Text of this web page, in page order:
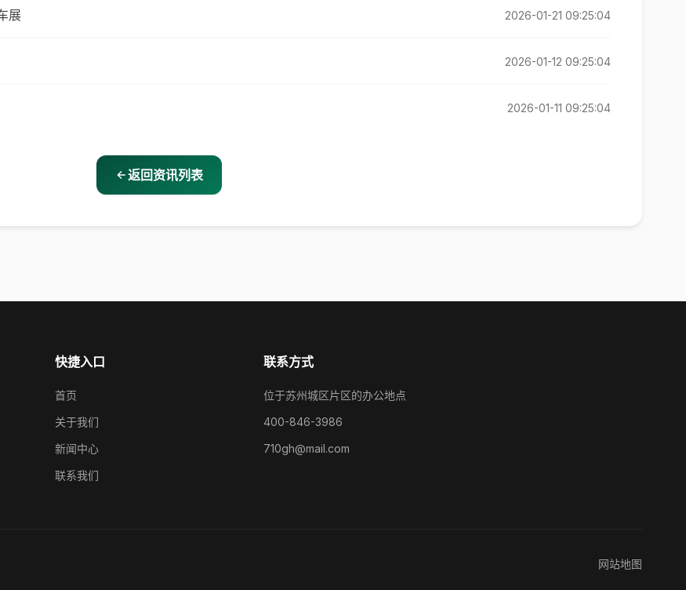
展 2026-01-21 09:25:04
2026-01-12 09:25:04
2026-01-11 09:25:04
返回资讯列表
快捷入口
首页
关于我们
新闻中心
联系我们
联系方式
位于苏州城区片区的办公地点
400-846-3986
710gh@mail.com
网站地图